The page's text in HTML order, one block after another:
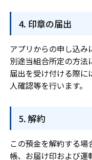
印章の届出
アプリからの申し込み
別途当組合所定の方法
届出を受け付ける際に
人確認等を行います。
解約
この預金を解約する場
帳、お届け印および運